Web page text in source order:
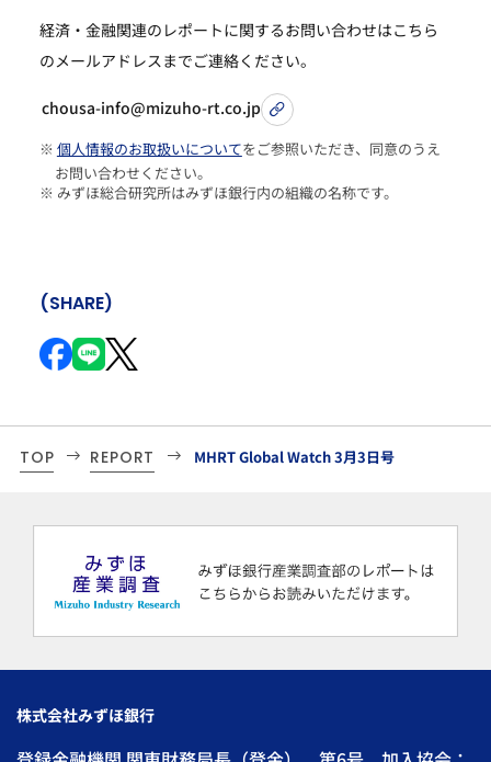
経済・金融関連のレポートに関するお問い合わせはこちら
のメールアドレスまでご連絡ください。
chousa-info@mizuho-rt.co.jp
※ 個人情報のお取扱いについてをご参照いただき、同意のうえ
お問い合わせください。
※ みずほ総合研究所はみずほ銀行内の組織の名称です。
(SHARE)
TOP REPORT MHRT Global Watch 3月3日号
株式会社みずほ銀行